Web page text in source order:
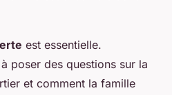
est essentielle.
poser des questions sur la
et comment la famille